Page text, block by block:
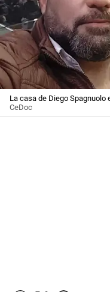
La casa de Diego Spagnuolo
CeDoc